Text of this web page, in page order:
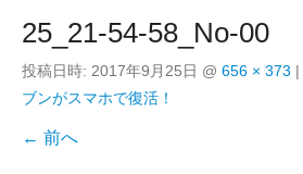
25_21-54-58_No-00
投稿日時: 2017年9月25日 @ 656 × 373 |
ブンがスマホで復活！
← 前へ